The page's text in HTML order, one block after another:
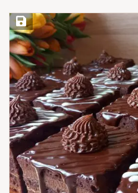
Save Recipe